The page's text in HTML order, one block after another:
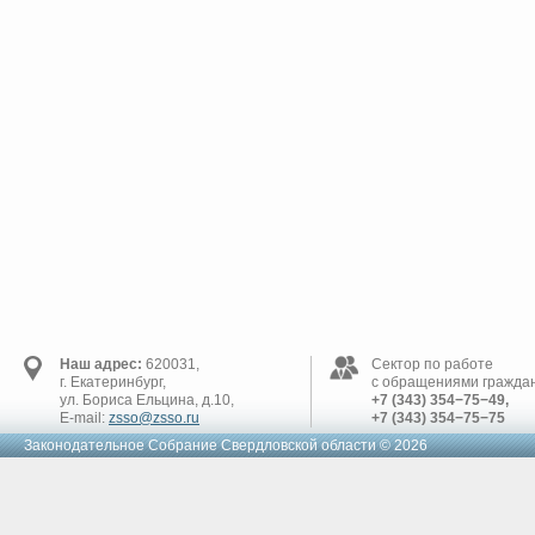
Наш адрес: 620031,
г. Екатеринбург,
ул. Бориса Ельцина, д.10,
E-mail: zsso@zsso.ru
Сектор по работе
с обращениями
+7 (343) 354−75−49,
+7 (343) 354−75−75
Законодательное Cобрание Свердловской области © 2026